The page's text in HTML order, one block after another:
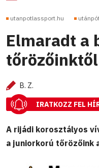
utanpotlassport.hu
Elmaradt a
B. Z.
IRATKOZZ FEL
A rijádi korosztályos
a juniorkorú tőrözőink